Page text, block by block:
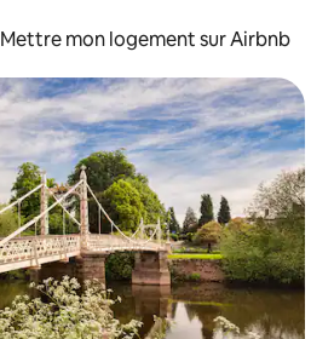
Mettre mon logement sur Airbnb